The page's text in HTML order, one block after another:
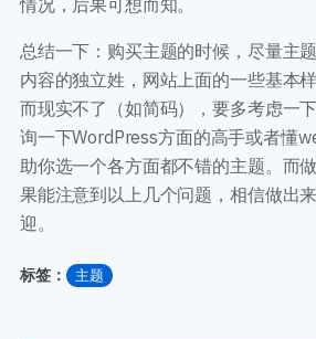
情况，后果可想而知。
总结一下：购买主题的时候，尽量主
内容的独立姓，网站上面的一些基本
而现实不了（如简码），要多考虑一
询一下WordPress方面的高手或者懂
助你选一个各方面都不错的主题。而
果能注意到以上几个问题，相信做出
迎。
标签： 主题